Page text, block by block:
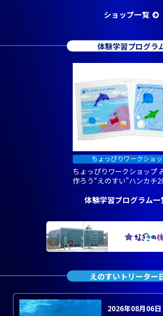
ショップ一覧
体験学習プログラ
ちょっぴりワークショップ
作ろう“えのすい”ハンカチ
体験学習プログラム一
えのすいトリーター
2026年08月06日